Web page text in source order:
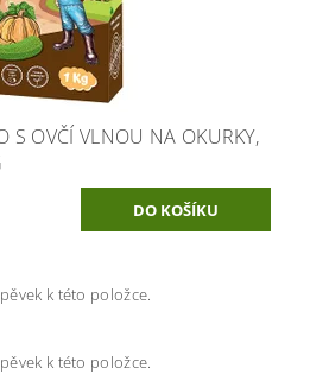
S OVČÍ VLNOU NA OKURKY,
k této položce.
k této položce.